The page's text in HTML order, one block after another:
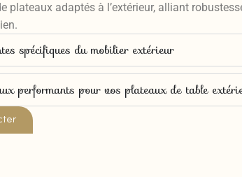
plateaux adaptés à l’extérieur, alliant
spécifiques du mobilier extérieur
performants pour vos plateaux de table